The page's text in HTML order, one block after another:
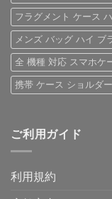
フラグメント ケース
メンズ バッグ ハイ ブ
全 機種 対応 スマホケ
携帯 ケース ショルダ
ご利用ガイド
利用規約